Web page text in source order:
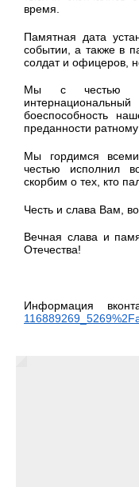
время.
Памятная дата
событии, а также в
солдат и офицеров,
Мы с честью
боеспособность
преданности
Мы гордимся
честью исполнил
скорбим о тех, кто
Честь и слава Вам,
Вечная слава и
Отечества!
Информация